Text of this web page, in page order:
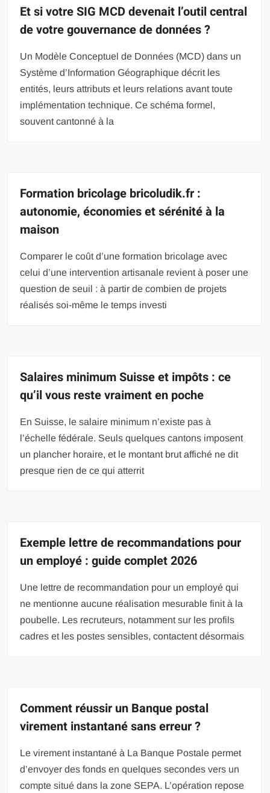
Et si votre SIG MCD devenait l’outil central
de votre gouvernance de données ?
Un Modèle Conceptuel de Données (MCD) dans un
Système d’Information Géographique décrit les
entités, leurs attributs et leurs relations avant toute
implémentation technique. Ce schéma formel,
souvent cantonné à la
Formation bricolage bricoludik.fr :
autonomie, économies et sérénité à la
maison
Comparer le coût d’une formation bricolage avec
celui d’une intervention artisanale revient à poser une
question de seuil : à partir de combien de projets
réalisés soi-même le temps investi
Salaires minimum Suisse et impôts : ce
qu’il vous reste vraiment en poche
En Suisse, le salaire minimum n’existe pas à
l’échelle fédérale. Seuls quelques cantons imposent
un plancher horaire, et le montant brut affiché ne dit
presque rien de ce qui atterrit
Exemple lettre de recommandations pour
un employé : guide complet 2026
Une lettre de recommandation pour un employé qui
ne mentionne aucune réalisation mesurable finit à la
poubelle. Les recruteurs, notamment sur les profils
cadres et les postes sensibles, contactent désormais
Comment réussir un Banque postal
virement instantané sans erreur ?
Le virement instantané à La Banque Postale permet
d’envoyer des fonds en quelques secondes vers un
compte situé dans la zone SEPA. L’opération repose